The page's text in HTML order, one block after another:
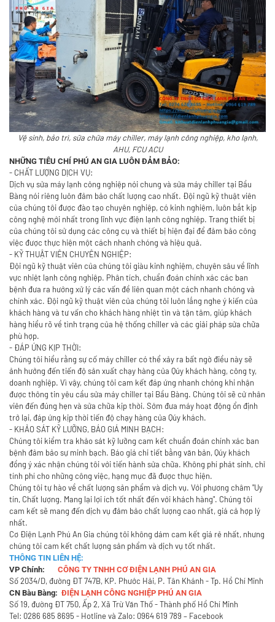
Vệ sinh, bảo trì, sữa chữa máy chiller, máy lạnh công nghiệp, kho lạnh,
AHU, FCU ACU
NHỮNG TIÊU CHÍ PHÚ AN GIA LUÔN ĐẢM BẢO:
- CHẤT LƯỢNG DỊCH VỤ:
Dịch vụ sửa máy lạnh công nghiệp nói chung và sửa máy chiller tại Bầu
Bàng nói riêng luôn đảm bảo chất lượng cao nhất. Đội ngũ kỹ thuật viên
của chúng tôi được đào tạo chuyên nghiệp, có kinh nghiệm, luôn bắt kịp
công nghệ mới nhất trong lĩnh vực điện lạnh công nghiệp. Trang thiết bị
của chúng tôi sử dụng các công cụ và thiết bị hiện đại để đảm bảo công
việc được thực hiện một cách nhanh chóng và hiệu quả.
- KỸ THUẬT VIÊN CHUYÊN NGHIỆP:
Đội ngũ kỹ thuật viên của chúng tôi giàu kinh nghiệm, chuyên sâu về lĩnh
vực nhiệt lạnh công nghiệp. Phân tích, chuẩn đoán chính xác các ban
bệnh đưa ra hướng xử lý các vấn đề liên quan một cách nhanh chóng và
chính xác. Đội ngũ kỹ thuật viên của chúng tôi luôn lắng nghe ý kiến của
khách hàng và tư vấn cho khách hàng nhiệt tìn và tận tâm, giúp khách
hàng hiểu rõ về tình trạng của hệ thống chiller và các giải pháp sửa chữa
phù hợp.
- ĐÁP ỨNG KỊP THỜI:
Chúng tôi hiểu rằng sự cố máy chiller có thể xảy ra bất ngờ điều này sẽ
ảnh hưởng đến tiến độ sản xuất chạy hàng của Qúy khách hàng, công ty,
doanh nghiệp. Vì vậy, chúng tôi cam kết đáp ứng nhanh chóng khi nhận
được thông tin yêu cầu sửa máy chiller tại Bầu Bàng. Chúng tôi sẽ cử nhân
viên đến đúng hẹn và sửa chữa kịp thời. Sớm đưa máy hoạt động ổn định
trở lại, đáp ứng kịp thời tiến độ chạy hàng của Qúy khách.
- KHẢO SÁT KỸ LƯỠNG, BÁO GIÁ MINH BẠCH:
Chúng tôi kiểm tra khảo sát kỹ lưỡng cam kết chuẩn đoán chính xác ban
bệnh đảm bảo sự minh bạch. Báo giá chi tiết bằng văn bản, Qúy khách
đồng ý xác nhận chúng tôi với tiến hành sửa chữa. Không phí phát sinh, chỉ
tính phí cho những công việc, hạng mục đã được thực hiện.
Chúng tôi tự hào về chất lượng sản phẩm và dịch vụ. Với phương châm "Uy
tín, Chất lượng. Mang lại lợi ích tốt nhất đến với khách hàng". Chúng tôi
cam kết sẽ mang đến dịch vụ đảm bảo chất lượng cao nhất, giá cả hợp lý
nhất.
Cơ Điện Lạnh Phú An Gia chúng tôi không dám cam kết giá rẻ nhất, nhưng
chúng tôi cam kết chất lượng sản phẩm và dịch vụ tốt nhất.
THÔNG TIN LIÊN HỆ:
VP Chính: CÔNG TY TNHH CƠ ĐIỆN LẠNH PHÚ AN GIA
Số 2034/D, đường ĐT 747B, KP. Phước Hải, P. Tân Khánh - Tp. Hồ Chí Minh
CN Bàu Bàng: ĐIỆN LẠNH CÔNG NGHIỆP PHÚ AN GIA
Số 19, đường ĐT 750, Ấp 2, Xã Trừ Văn Thố - Thành phố Hồ Chí Minh
Tel: 0286 685 8695 - Hotline và Zalo: 0964 619 789 – Facebook